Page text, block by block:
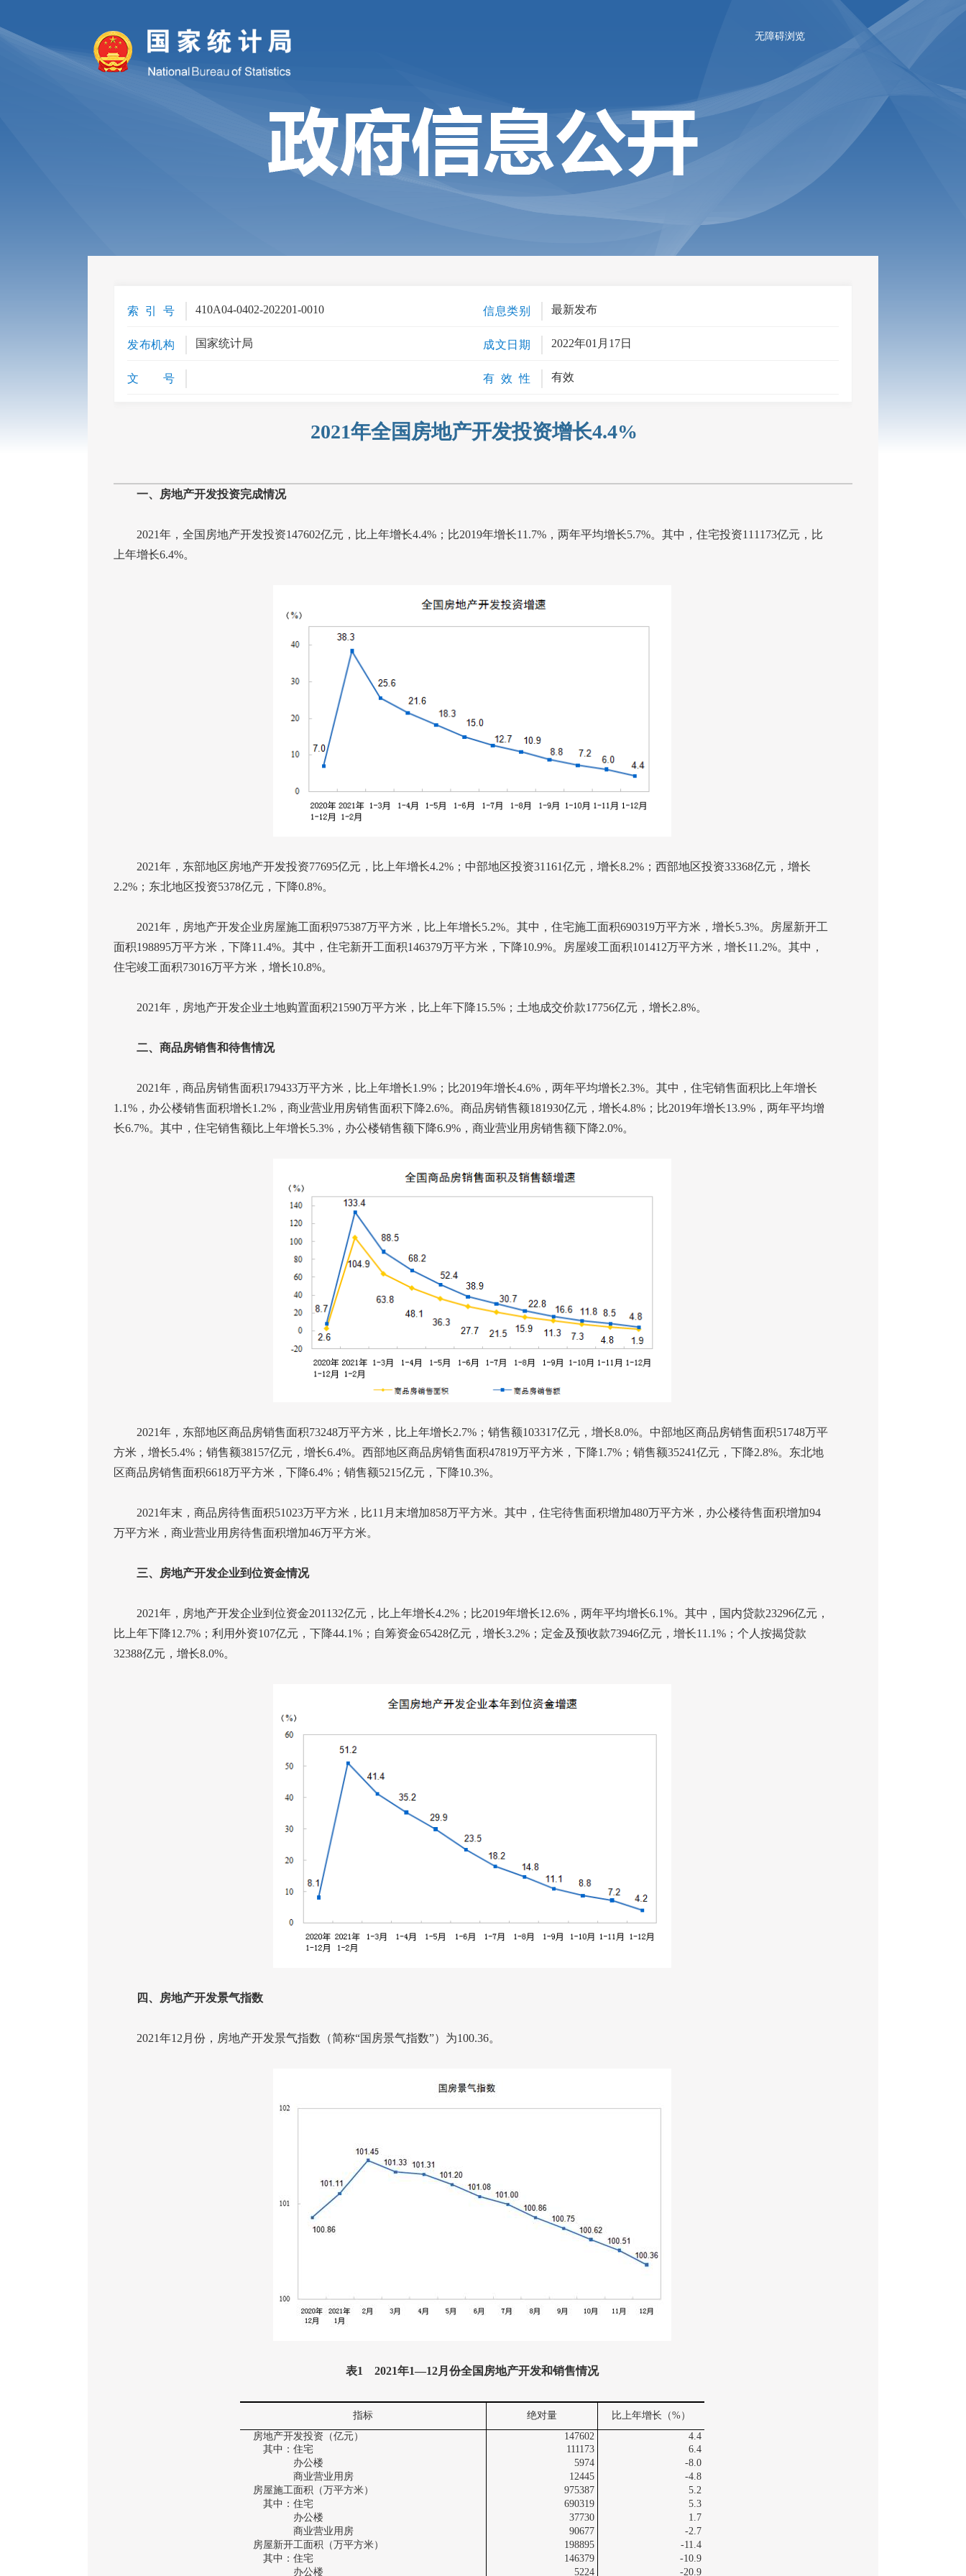
无障碍浏览
索 引 号 410A04-0402-202201-0010 信息类别 最新发布
发布机构 国家统计局 成文日期 2022年01月17日
文 号 有 效 性 有效
2021年全国房地产开发投资增长4.4%
一、房地产开发投资完成情况
2021年，全国房地产开发投资147602亿元，比上年增长4.4% ；比2019年增长11.7% ，两年平均增长5.7%。其中，住宅投资111173亿元，比
上年增长6.4%。
2021年，东部地区房地产开发投资77695亿元，比上年增长4.2% ；中部地区投资31161亿元，增长8.2% ；西部地区投资33368亿元，增长
2.2% ；东北地区投资5378亿元，下降0.8%。
2021年，房地产开发企业房屋施工面积975387万平方米，比上年增长5.2%。其中，住宅施工面积690319万平方米，增长5.3%。房屋新开工
面积198895万平方米，下降11.4%。其中，住宅新开工面积146379万平方米，下降10.9%。房屋竣工面积101412万平方米，增长11.2%。其中，
住宅竣工面积73016万平方米，增长10.8%。
2021年，房地产开发企业土地购置面积21590万平方米，比上年下降15.5% ；土地成交价款17756亿元，增长2.8%。
二、商品房销售和待售情况
2021年，商品房销售面积179433万平方米，比上年增长1.9% ；比2019年增长4.6% ，两年平均增长2.3%。其中，住宅销售面积比上年增长
1.1% ，办公楼销售面积增长1.2% ，商业营业用房销售面积下降2.6%。商品房销售额181930亿元，增长4.8% ；比2019年增长13.9% ，两年平均增
长6.7%。其中，住宅销售额比上年增长5.3% ，办公楼销售额下降6.9% ，商业营业用房销售额下降2.0%。
2021年，东部地区商品房销售面积73248万平方米，比上年增长2.7% ；销售额103317亿元，增长8.0%。中部地区商品房销售面积51748万平
方米，增长5.4% ；销售额38157亿元，增长6.4%。西部地区商品房销售面积47819万平方米，下降1.7% ；销售额35241亿元，下降2.8%。东北地
区商品房销售面积6618万平方米，下降6.4% ；销售额5215亿元，下降10.3%。
2021年末，商品房待售面积51023万平方米，比11 月末增加858万平方米。其中，住宅待售面积增加480万平方米，办公楼待售面积增加94
万平方米，商业营业用房待售面积增加46万平方米。
三、房地产开发企业到位资金情况
2021年，房地产开发企业到位资金201132亿元，比上年增长4.2% ；比2019年增长12.6% ，两年平均增长6.1%。其中，国内贷款23296亿元，
比上年下降12.7% ；利用外资107亿元，下降44.1% ；自筹资金65428亿元，增长3.2% ；定金及预收款73946亿元，增长11.1% ；个人按揭贷款
32388亿元，增长8.0%。
四、房地产开发景气指数
2021年12 月份，房地产开发景气指数（简称“国房景气指数”）为100.36。
表1 2021年1—12月份全国房地产开发和销售情况
指标 绝对量 比上年增长（%）
房地产开发投资（亿元）
147602
4.4
其中：住宅
111173
6.4
办公楼
5974
-8.0
商业营业用房
12445
-4.8
房屋施工面积（万平方米）
975387
5.2
其中：住宅
690319
5.3
办公楼
37730
1.7
商业营业用房
90677
-2.7
房屋新开工面积（万平方米）
198895
-11.4
其中：住宅
146379
-10.9
办公楼
5224 -20.9